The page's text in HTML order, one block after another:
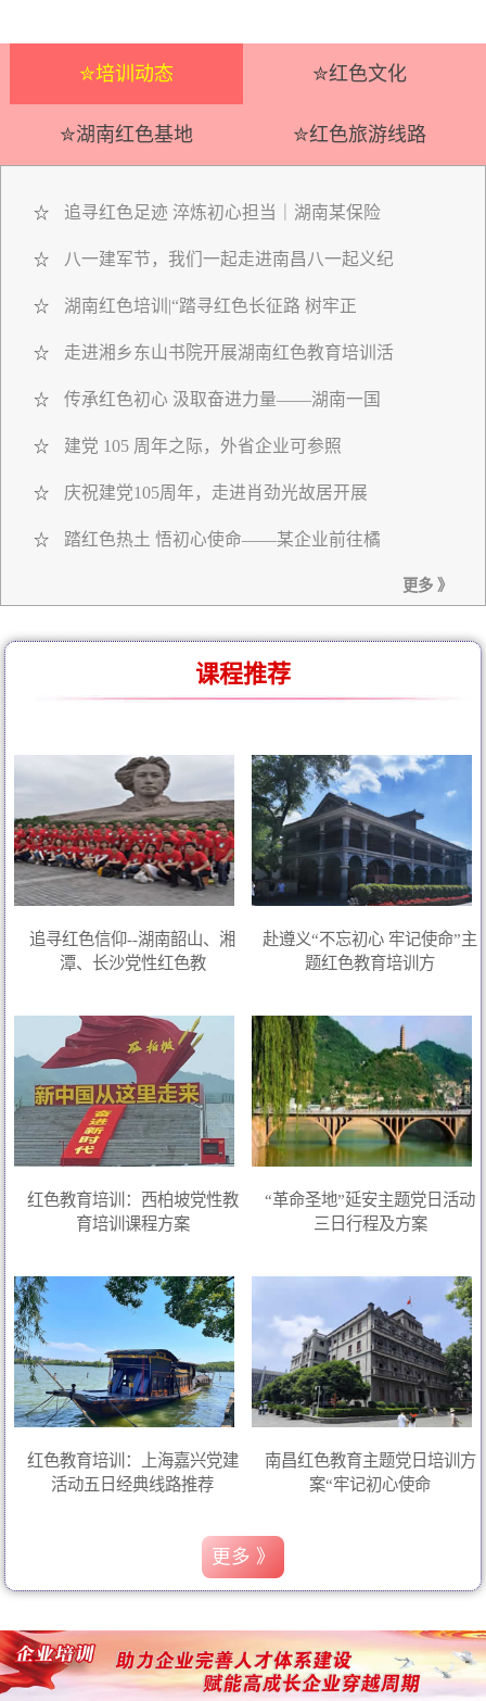
✮培训动态 ✮红色文化
✮湖南红色基地 ✮红色旅游线路
☆ 追寻红色足迹 淬炼初心担当｜湖南某保险
☆ 八一建军节，我们一起走进南昌八一起义纪
☆ 湖南红色培训|“踏寻红色长征路 树牢正
☆ 走进湘乡东山书院开展湖南红色教育培训活
☆ 传承红色初心 汲取奋进力量——湖南一国
☆ 建党 105 周年之际，外省企业可参照
☆ 庆祝建党105周年，走进肖劲光故居开展
☆ 踏红色热土 悟初心使命——某企业前往橘
更多 》
课程推荐
追寻红色信仰--湖南韶山、湘
潭、长沙党性红色教
赴遵义“不忘初心 牢记使命”主
题红色教育培训方
红色教育培训：西柏坡党性教
育培训课程方案
“革命圣地”延安主题党日活动
三日行程及方案
红色教育培训：上海嘉兴党建
活动五日经典线路推荐
南昌红色教育主题党日培训方
案“牢记初心使命
更多 》